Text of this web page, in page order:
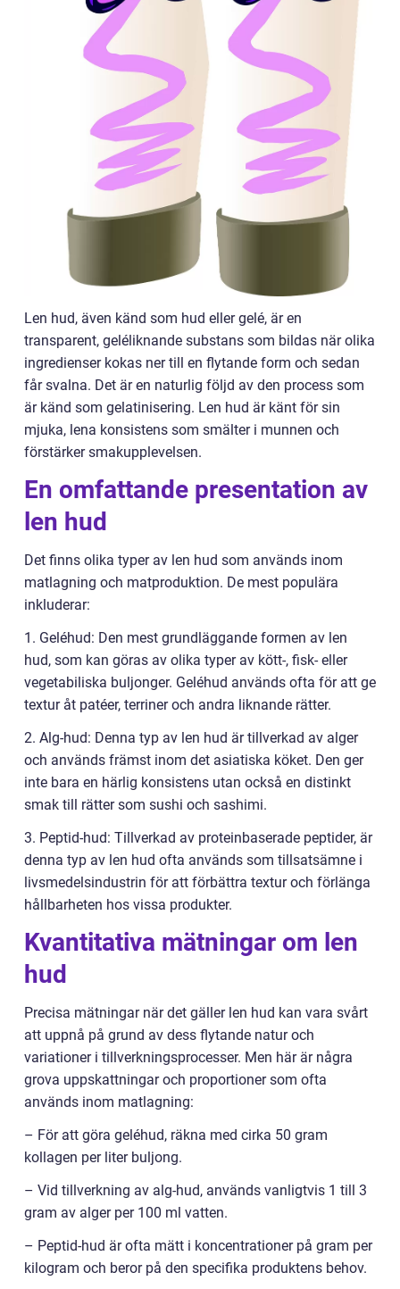
Len hud, även känd som hud eller gelé, är en
transparent, geléliknande substans som bildas när olika
ingredienser kokas ner till en flytande form och sedan
får svalna. Det är en naturlig följd av den process som
är känd som gelatinisering. Len hud är känt för sin
mjuka, lena konsistens som smälter i munnen och
förstärker smakupplevelsen.
En omfattande presentation av
len hud
Det finns olika typer av len hud som används inom
matlagning och matproduktion. De mest populära
inkluderar:
1. Geléhud: Den mest grundläggande formen av len
hud, som kan göras av olika typer av kött-, fisk- eller
vegetabiliska buljonger. Geléhud används ofta för att ge
textur åt patéer, terriner och andra liknande rätter.
2. Alg-hud: Denna typ av len hud är tillverkad av alger
och används främst inom det asiatiska köket. Den ger
inte bara en härlig konsistens utan också en distinkt
smak till rätter som sushi och sashimi.
3. Peptid-hud: Tillverkad av proteinbaserade peptider, är
denna typ av len hud ofta används som tillsatsämne i
livsmedelsindustrin för att förbättra textur och förlänga
hållbarheten hos vissa produkter.
Kvantitativa mätningar om len
hud
Precisa mätningar när det gäller len hud kan vara svårt
att uppnå på grund av dess flytande natur och
variationer i tillverkningsprocesser. Men här är några
grova uppskattningar och proportioner som ofta
används inom matlagning:
– För att göra geléhud, räkna med cirka 50 gram
kollagen per liter buljong.
– Vid tillverkning av alg-hud, används vanligtvis 1 till 3
gram av alger per 100 ml vatten.
– Peptid-hud är ofta mätt i koncentrationer på gram per
kilogram och beror på den specifika produktens behov.